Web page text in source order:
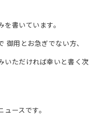
書いています。
御用とお急ぎでない方、
いただければ幸いと書く次
ースです。